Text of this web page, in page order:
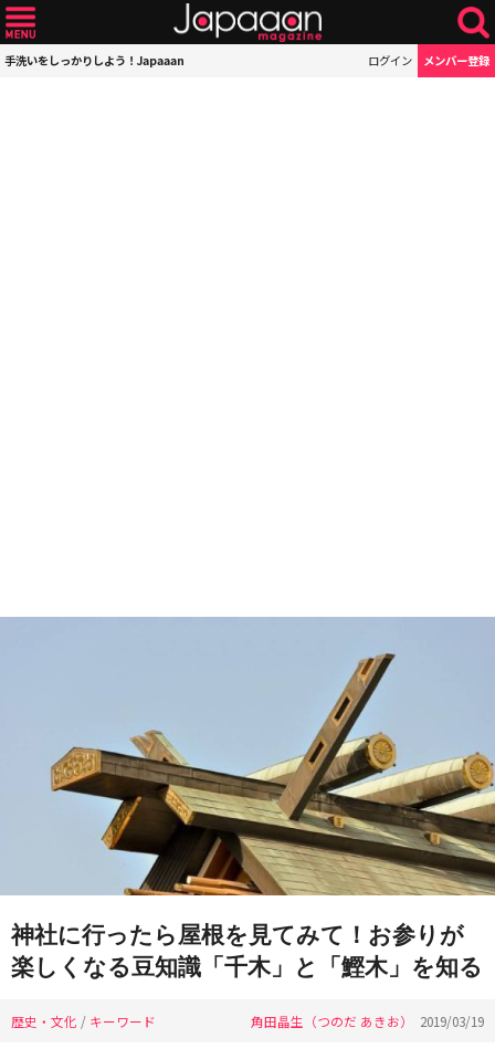
手洗いをしっかりしよう！Japaaan ログイン メンバー登録
神社に行ったら屋根を見てみて！お参りが
楽しくなる豆知識「千木」と「鰹木」を知る
歴史・文化 / キーワード 角田晶生（つのだ あきお） 2019/03/19